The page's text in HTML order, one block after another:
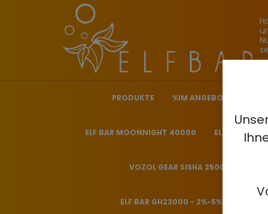
PRODUKTE %IM ANGEBOT%
ELF BAR MOONNIGHT 40000 ELF BAR
VOZOL GEAR SISHA 25000 - 0.5%
ELF BAR GH23000 - 2%-5%